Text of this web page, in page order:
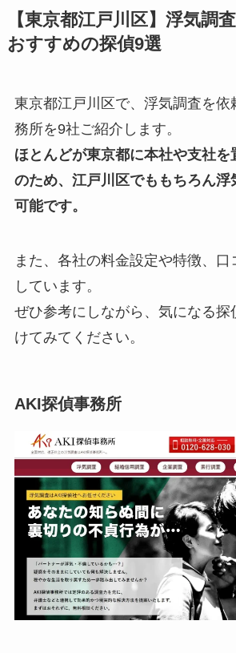
【東京都江戸川区】浮気調
おすすめの探偵9選
東京都江戸川区で、浮気調査を依
務所を9社ご紹介します。
ほとんどが東京都に本社や支社を
のため、江戸川区でももちろん浮
可能です。
また、各社の料金設定や特徴、口
しています。
ぜひ参考にしながら、気になる探
けてみてください。
AKI探偵事務所